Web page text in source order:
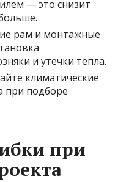
— это снизит
рам и монтажные
и утечки тепла.
климатические
при подборе
при